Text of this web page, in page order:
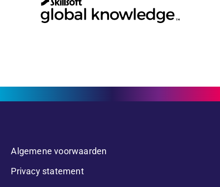
Algemene voorwaarden
Privacy statement